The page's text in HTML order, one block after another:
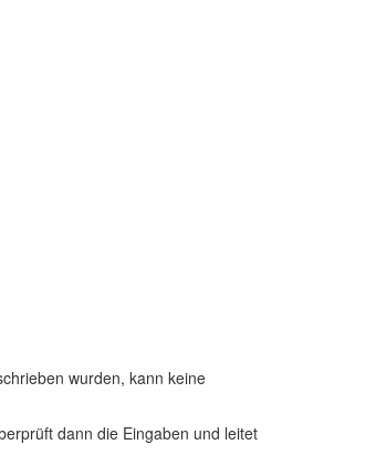
wurden, kann keine
dann die Eingaben und leitet